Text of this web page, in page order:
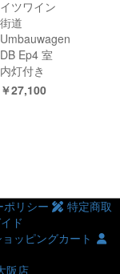
イツワイン
街道
Umbauwagen
DB Ep4 室
内灯付き
￥27,100
ポリシー
特定商取
ド
ョッピングカート
阪店